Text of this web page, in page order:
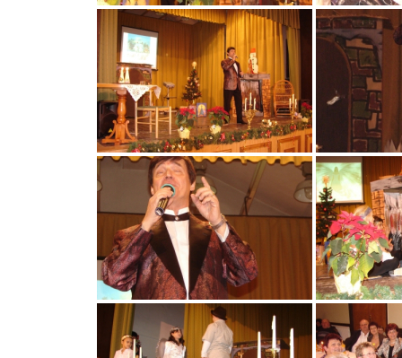
MEZÕTÁRKÁNYI ZSEBKALAUZ
MEZŐTÁRKÁNY KINCSE
MEZŐTÁRKÁNY ÉRTÉKEI